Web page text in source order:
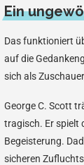
Ein
Das funktioniert
auf die
sich als
George C. Scott
tragisch. Er spielt
Begeisterung.
sicheren